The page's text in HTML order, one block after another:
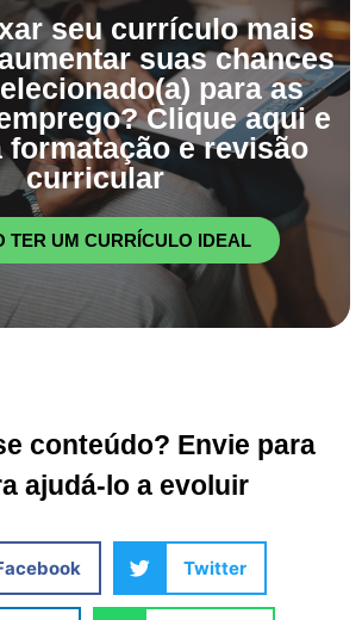
seu currículo mais
suas chances
para as
Clique aqui e
formatação e revisão
curricular
TER UM CURRÍCULO IDEAL
conteúdo? Envie para
ajudá-lo a evoluir
Twitter